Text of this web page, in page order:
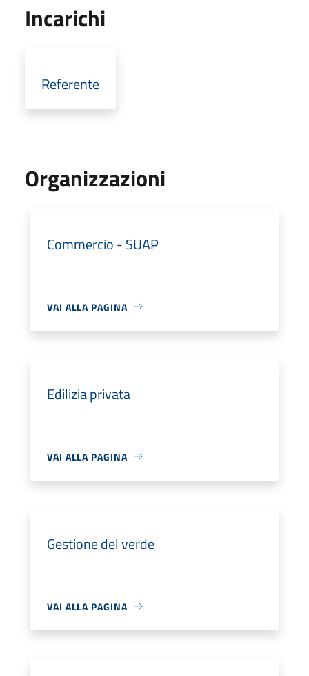
Incarichi
Referente
Organizzazioni
Commercio - SUAP
VAI ALLA PAGINA
Edilizia privata
VAI ALLA PAGINA
Gestione del verde
VAI ALLA PAGINA